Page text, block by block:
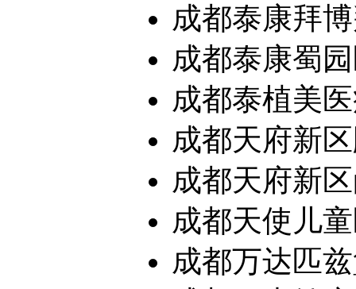
成都泰康拜
成都泰康蜀
成都泰植美
成都天府新
成都天府新
成都天使儿
成都万达匹